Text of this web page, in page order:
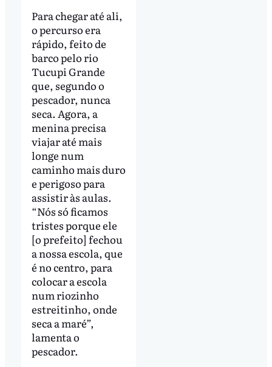
Para chegar até ali,
o percurso era
rápido, feito de
barco pelo rio
Tucupi Grande
que, segundo o
pescador, nunca
seca. Agora, a
menina precisa
viajar até mais
longe num
caminho mais duro
e perigoso para
assistir às aulas.
“Nós só ficamos
tristes porque ele
[o prefeito] fechou
a nossa escola, que
é no centro, para
colocar a escola
num riozinho
estreitinho, onde
seca a maré”,
lamenta o
pescador.